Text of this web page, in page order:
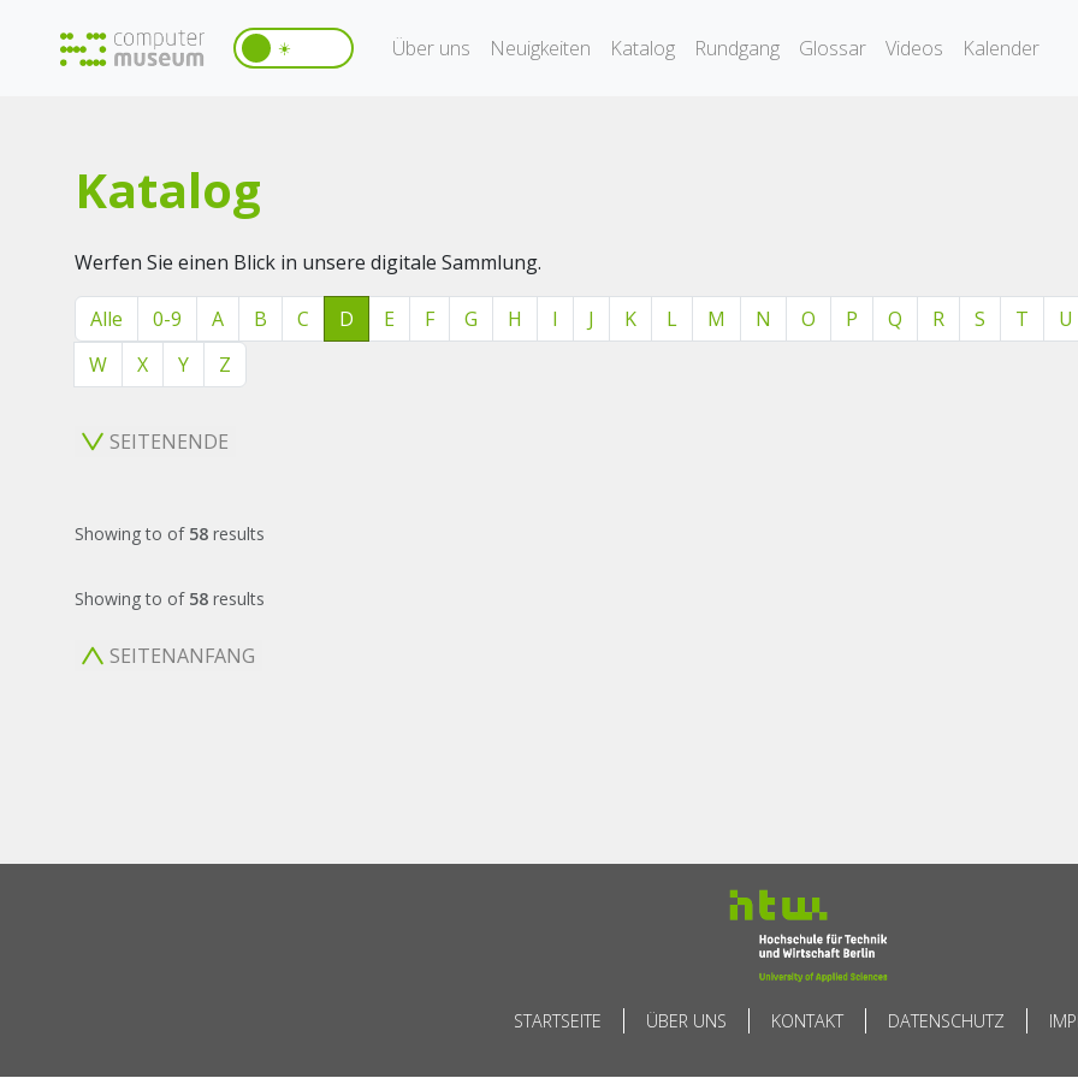
☀️ Über uns Neuigkeiten Katalog Rundgang Glossar Videos Kalender
Katalog
Werfen Sie einen Blick in unsere digitale Sammlung.
Alle 0-9 A B C D E F G H I J K L M N O P Q R S T U
W
X Y Z
SEITENENDE
Showingto of 58 results
Showingto of 58 results
SEITENANFANG
STARTSEITE ÜBER UNS KONTAKT DATENSCHUTZ